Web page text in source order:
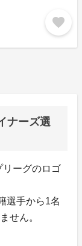
favorite
ナーズ選
リーグのロゴ
選手から1名
せん。